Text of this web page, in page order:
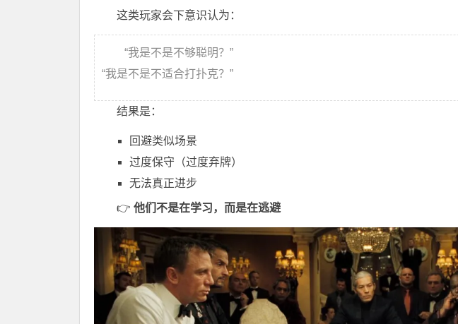
这类玩家会下意识认为：
“我是不是不够聪明？”
“我是不是不适合打扑克？”
结果是：
回避类似场景
过度保守（过度弃牌）
无法真正进步
👉 他们不是在学习，而是在逃避